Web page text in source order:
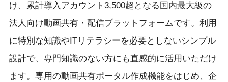
け、累計導入アカウント3,500超となる国内最大級の
法人向け動画共有・配信プラットフォームです。利用
に特別な知識やITリテラシーを必要としないシンプル
設計で、専門知識のない方にも直感的に活用いただけ
ます。専用の動画共有ポータル作成機能をはじめ、企